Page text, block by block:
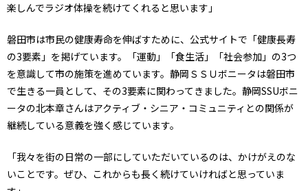
楽しんでラジオ体操を続けてくれると思います」
磐田市は市民の健康寿命を伸ばすために、公式サイトで「健康長寿
の3要素」を掲げています。「運動」「食生活」「社会参加」の3つ
を意識して市の施策を進めています。静岡ＳＳＵボニータは磐田市
で生きる一員として、その3要素に関わってきました。静岡SSUボニ
ータの北本章さんはアクティブ・シニア・コミュニティとの関係が
継続している意義を強く感じています。
「我々を街の日常の一部にしていただいているのは、かけがえのな
いことです。ぜひ、これからも長く続けていければと思っていま